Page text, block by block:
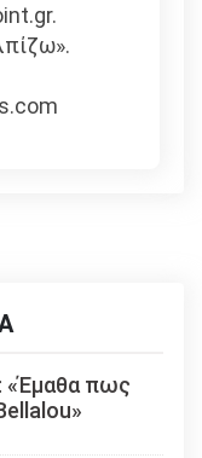
«Έμαθα πως